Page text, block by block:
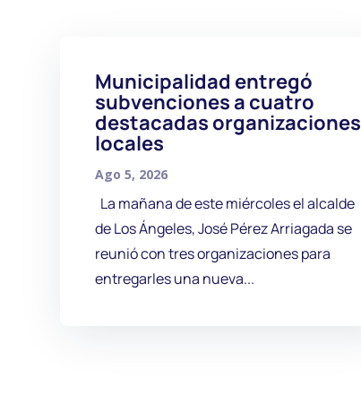
Municipalidad entregó
subvenciones a cuatro
destacadas organizaciones
locales
Ago 5, 2026
La mañana de este miércoles el alcalde
de Los Ángeles, José Pérez Arriagada se
reunió con tres organizaciones para
entregarles una nueva...